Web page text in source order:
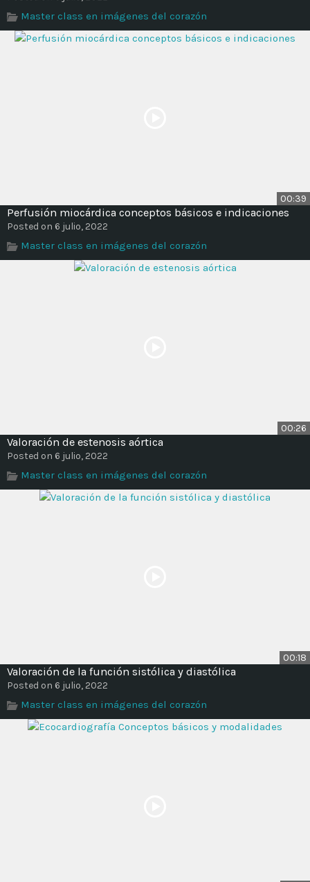
Time
Master class en imágenes del corazón
00:39
Perfusión miocárdica conceptos básicos e indicaciones
Posted on 6 julio, 2022
Master class en imágenes del corazón
00:26
Valoración de estenosis aórtica
Posted on 6 julio, 2022
Master class en imágenes del corazón
00:18
Valoración de la función sistólica y diastólica
Posted on 6 julio, 2022
Master class en imágenes del corazón